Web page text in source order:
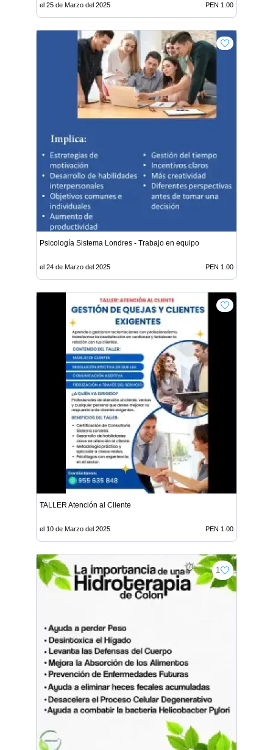
el 25 de Marzo del 2025 PEN 1.00
Psicología Sistema Londres - Trabajo en equipo
el 24 de Marzo del 2025 PEN 1.00
TALLER Atención al Cliente
el 10 de Marzo del 2025 PEN 1.00
1